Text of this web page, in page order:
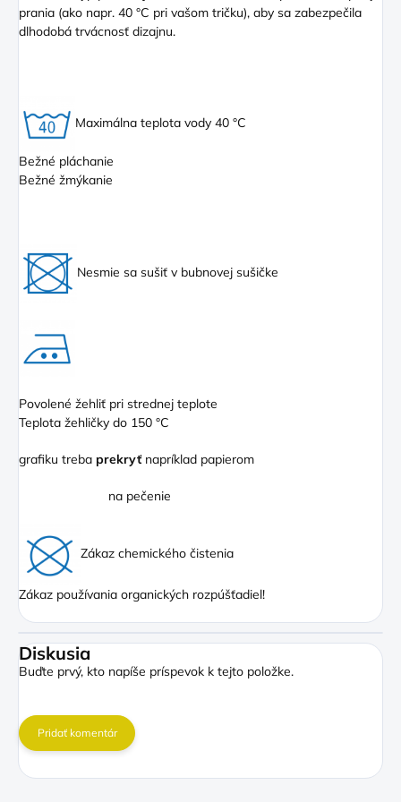
prania (ako napr. 40 °C pri vašom tričku), aby sa zabezpečila
dlhodobá trvácnosť dizajnu.
Maximálna teplota vody 40 °C
Bežné pláchanie
Bežné žmýkanie
Nesmie sa sušiť v bubnovej sušičke
Povolené žehliť pri strednej teplote
Teplota žehličky do 150 °C
grafiku treba prekryť napríklad papierom
na pečenie
Zákaz chemického čistenia
Zákaz používania organických rozpúšťadiel!
Diskusia
Buďte prvý, kto napíše príspevok k tejto položke.
Pridať komentár